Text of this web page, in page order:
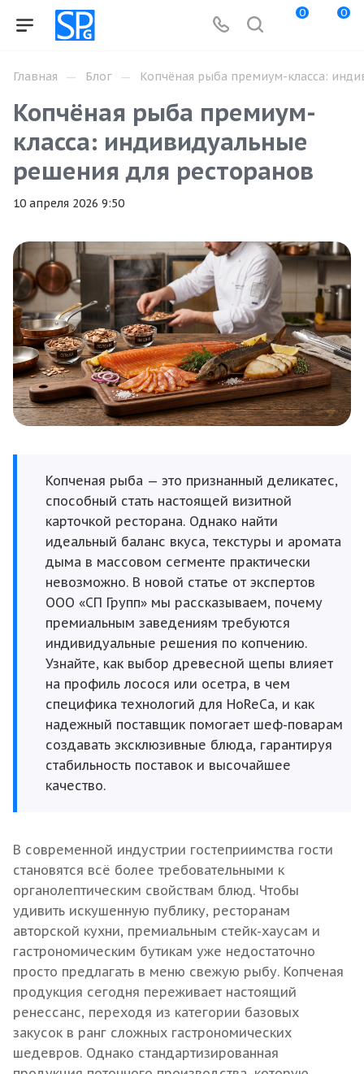
0 0
Главная — Блог — Копчёная рыба премиум-класса:
Копчёная рыба премиум-
класса: индивидуальные
решения для ресторанов
10 апреля 2026 9:50
Копченая рыба — это признанный деликатес,
способный стать настоящей визитной
карточкой ресторана. Однако найти
идеальный баланс вкуса, текстуры и аромата
дыма в массовом сегменте практически
невозможно. В новой статье от экспертов
ООО «СП Групп» мы рассказываем, почему
премиальным заведениям требуются
индивидуальные решения по копчению.
Узнайте, как выбор древесной щепы влияет
на профиль лосося или осетра, в чем
специфика технологий для HoReCa, и как
надежный поставщик помогает шеф-поварам
создавать эксклюзивные блюда, гарантируя
стабильность поставок и высочайшее
качество.
В современной индустрии гостеприимства гости
становятся всё более требовательными к
органолептическим свойствам блюд. Чтобы
удивить искушенную публику, ресторанам
авторской кухни, премиальным стейк-хаусам и
гастрономическим бутикам уже недостаточно
просто предлагать в меню свежую рыбу. Копченая
продукция сегодня переживает настоящий
ренессанс, переходя из категории базовых
закусок в ранг сложных гастрономических
шедевров. Однако стандартизированная